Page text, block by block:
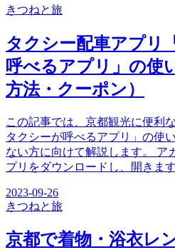
きつねと旅
タクシー配車アプリ
呼べるアプリ」の使
方法・クーポン）
この記事では、京都観光に便利
タクシーが呼べるアプリ」の使
ない方に向けて解説します。 ア
プリをダウンロードし、開きま
2023-09-26
きつねと旅
京都で着物・浴衣レ